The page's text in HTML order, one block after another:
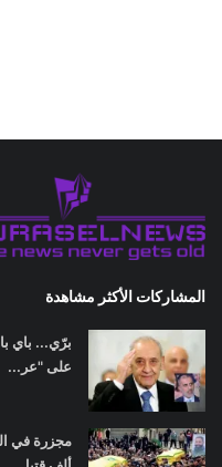
المشاركات الأكثر مشاهدة
برّي... باي
على "عر...